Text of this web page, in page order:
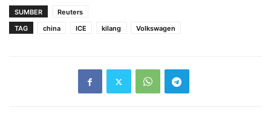
SUMBER
Reuters
TAG
china ICE kilang Volkswagen